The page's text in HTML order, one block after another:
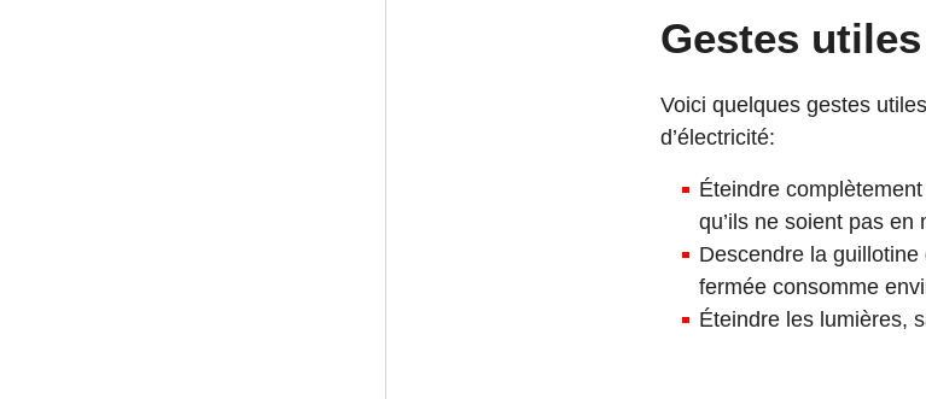
Gestes
Voici quelques gestes
d’électricité:
Éteindre
qu’ils ne soient pas en
Descendre la
fermée consomme
Éteindre les lumières,